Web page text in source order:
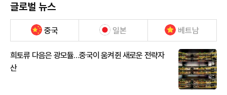
글로벌 뉴스
중국 일본 베트남
희토류 다음은 광모듈…중국이 움켜쥔 새로운 전략자
산